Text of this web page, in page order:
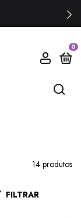
0
14 produtos
FILTRAR